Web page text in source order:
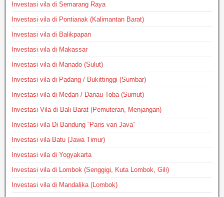
Investasi vila di Semarang Raya
Investasi vila di Pontianak (Kalimantan Barat)
Investasi vila di Balikpapan
Investasi vila di Makassar
Investasi vila di Manado (Sulut)
Investasi vila di Padang / Bukittinggi (Sumbar)
Investasi vila di Medan / Danau Toba (Sumut)
Investasi Vila di Bali Barat (Pemuteran, Menjangan)
Investasi vila Di Bandung “Paris van Java”
Investasi vila Batu (Jawa Timur)
Investasi vila di Yogyakarta
Investasi vila di Lombok (Senggigi, Kuta Lombok, Gili)
Investasi vila di Mandalika (Lombok)